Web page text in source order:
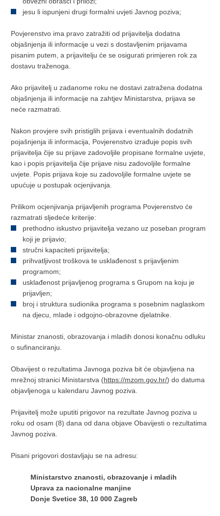
jesu li ispunjeni drugi formalni uvjeti Javnog poziva;
Povjerenstvo ima pravo zatražiti od prijavitelja dodatna
objašnjenja ili informacije u vezi s dostavljenim prijavama
pisanim putem, a prijavitelju će se osigurati primjeren rok za
dostavu traženoga.
Ako prijavitelj u zadanome roku ne dostavi zatražena dodatna
objašnjenja ili informacije na zahtjev Ministarstva, prijava se
neće razmatrati.
Nakon provjere svih pristiglih prijava i eventualnih dodatnih
pojašnjenja ili informacija, Povjerenstvo izrađuje popis svih
prijavitelja čije su prijave zadovoljile propisane formalne uvjete,
kao i popis prijavitelja čije prijave nisu zadovoljile formalne
uvjete. Popis prijava koje su zadovoljile formalne uvjete se
upućuje u postupak ocjenjivanja.
Prilikom ocjenjivanja prijavljenih programa Povjerenstvo će
razmatrati sljedeće kriterije:
prethodno iskustvo prijavitelja vezano uz poseban program
koji je prijavio;
stručni kapaciteti prijavitelja;
prihvatljivost troškova te usklađenost s prijavljenim
programom;
usklađenost prijavljenog programa s Grupom na koju je
prijavljen;
broj i struktura sudionika programa s posebnim naglaskom
na djecu, mlade i odgojno-obrazovne djelatnike.
Ministar znanosti, obrazovanja i mladih donosi konačnu odluku
o sufinanciranju.
Obavijest o rezultatima Javnoga poziva bit će objavljena na
mrežnoj stranici Ministarstva (https://mzom.gov.hr/) do datuma
objavljenoga u kalendaru Javnog poziva.
Prijavitelj može uputiti prigovor na rezultate Javnog poziva u
roku od osam (8) dana od dana objave Obavijesti o rezultatima
Javnog poziva.
Pisani prigovori dostavljaju se na adresu:
Ministarstvo znanosti, obrazovanje i mladih
Uprava za nacionalne manjine
Donje Svetice 38, 10 000 Zagreb